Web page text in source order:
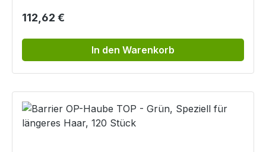
Regulärer Preis:
112,62 €
In den Warenkorb